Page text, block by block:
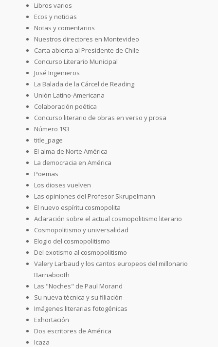
Libros varios
Ecos y noticias
Notas y comentarios
Nuestros directores en Montevideo
Carta abierta al Presidente de Chile
Concurso Literario Municipal
José Ingenieros
La Balada de la Cárcel de Reading
Unión Latino-Americana
Colaboración poética
Concurso literario de obras en verso y prosa
Número 193
title_page
El alma de Norte América
La democracia en América
Poemas
Los dioses vuelven
Las opiniones del Profesor Skrupelmann
El nuevo espíritu cosmopolita
Aclaración sobre el actual cosmopolitismo literario
Cosmopolitismo y universalidad
Elogio del cosmopolitismo
Del exotismo al cosmopolitismo
Valery Larbaud y los cantos europeos del millonario
Barnabooth
Las "Noches" de Paul Morand
Su nueva técnica y su filiación
Imágenes literarias fotogénicas
Exhortación
Dos escritores de América
Icaza